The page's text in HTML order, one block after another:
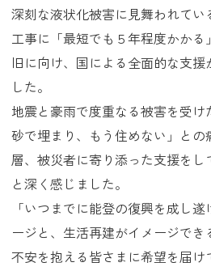
深刻な液状化被害に見舞われて
工事に「最短でも５年程度かか
旧に向け、国による全面的な支
した。
地震と豪雨で度重なる被害を受
砂で埋まり、もう住めない」と
層、被災者に寄り添った支援を
と深く感じました。
「いつまでに能登の復興を成し
ージと、生活再建がイメージでき
不安を抱える皆さまに希望を届け